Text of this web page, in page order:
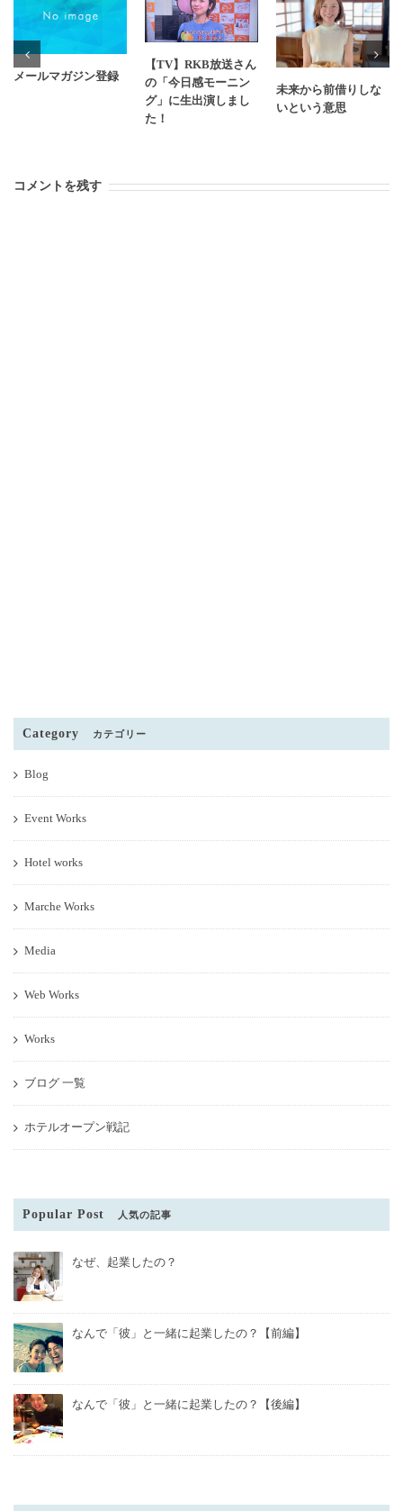
メールマガジン登録
【TV】RKB放送さん
の「今日感モーニン
グ」に生出演しまし
た！
未来から前借りしな
いという意思
コメントを残す
Category カテゴリー
Blog
Event Works
Hotel works
Marche Works
Media
Web Works
Works
ブログ 一覧
ホテルオープン戦記
Popular Post 人気の記事
なぜ、起業したの？
なんで「彼」と一緒に起業したの？【前編】
なんで「彼」と一緒に起業したの？【後編】